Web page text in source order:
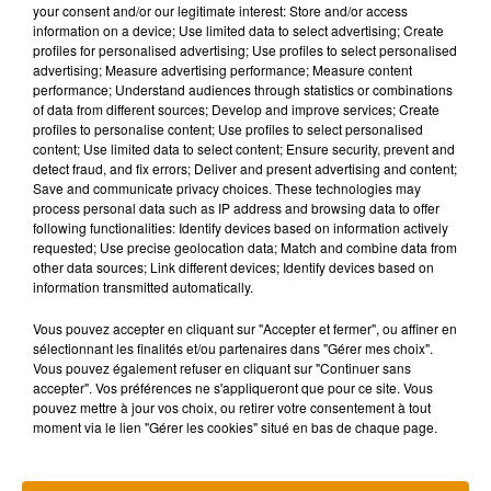
Musique
7 août 2026
Madonna sort enfin le remix de « Love
Sensation » avec Kylie Minogue
7 août 2026
Angèle et Amélie Lens dévoilent leur
collaboration tant attendue
your consent and/or our legitimate interest: Store and/or access
information on a device; Use limited data to select advertising; Create
profiles for personalised advertising; Use profiles to select personalised
advertising; Measure advertising performance; Measure content
performance; Understand audiences through statistics or combinations
of data from different sources; Develop and improve services; Create
profiles to personalise content; Use profiles to select personalised
content; Use limited data to select content; Ensure security, prevent and
detect fraud, and fix errors; Deliver and present advertising and content;
Save and communicate privacy choices. These technologies may
process personal data such as IP address and browsing data to offer
following functionalities: Identify devices based on information actively
requested; Use precise geolocation data; Match and combine data from
other data sources; Link different devices; Identify devices based on
information transmitted automatically.
Vous pouvez accepter en cliquant sur "Accepter et fermer", ou affiner en
sélectionnant les finalités et/ou partenaires dans "Gérer mes choix".
Vous pouvez également refuser en cliquant sur "Continuer sans
accepter". Vos préférences ne s'appliqueront que pour ce site. Vous
pouvez mettre à jour vos choix, ou retirer votre consentement à tout
moment via le lien "Gérer les cookies" situé en bas de chaque page.